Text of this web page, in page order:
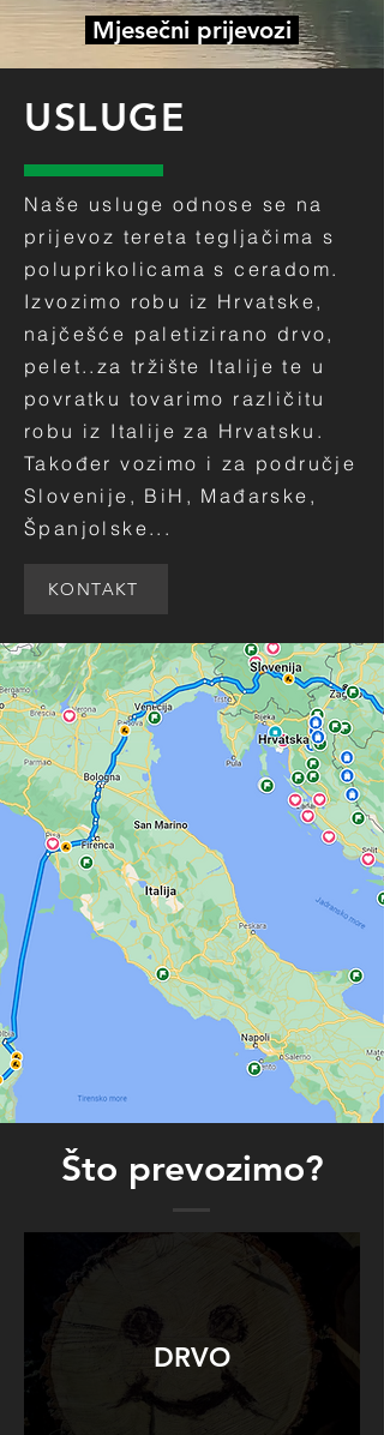
Mjesečni prijevozi
USLUGE
Naše usluge odnose se na
prijevoz tereta tegljačima s
poluprikolicama s ceradom.
Izvozimo robu iz Hrvatske,
najčešće paletizirano drvo,
pelet..za tržište Italije te u
povratku tovarimo različitu
robu iz Italije za Hrvatsku.
Također vozimo i za područje
Slovenije, BiH, Mađarske,
Španjolske...
KONTAKT
Što prevozimo?
DRVO